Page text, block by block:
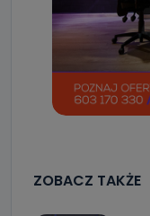
ZOBACZ TAKŻE